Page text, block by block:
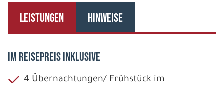
LEISTUNGEN HINWEISE
IM REISEPREIS INKLUSIVE
4 Übernachtungen/ Frühstück im